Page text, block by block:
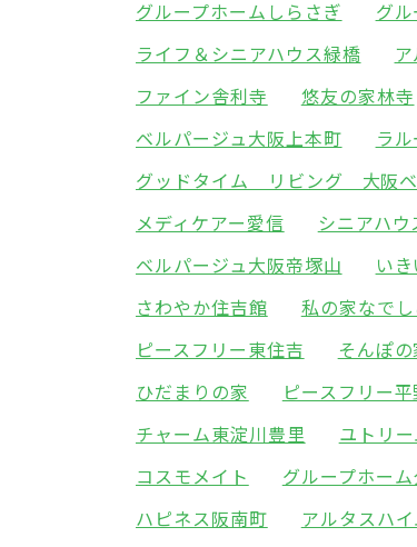
グループホームしらさぎ
グ
ライフ＆シニアハウス緑橋
ファイン舎利寺
悠友の家林寺
ベルパージュ大阪上本町
ラ
グッドタイム リビング 大阪
メディケアー愛信
シニアハ
ベルパージュ大阪帝塚山
い
さわやか住吉館
私の家なでし
ピースフリー東住吉
そんぽ
ひだまりの家
ピースフリー平
チャーム東淀川豊里
ユトリ
コスモメイト
グループホー
ハピネス阪南町
アルタスハ